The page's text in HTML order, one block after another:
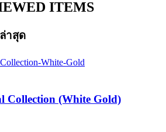
ITEMS
าสุด
Collection (White Gold)